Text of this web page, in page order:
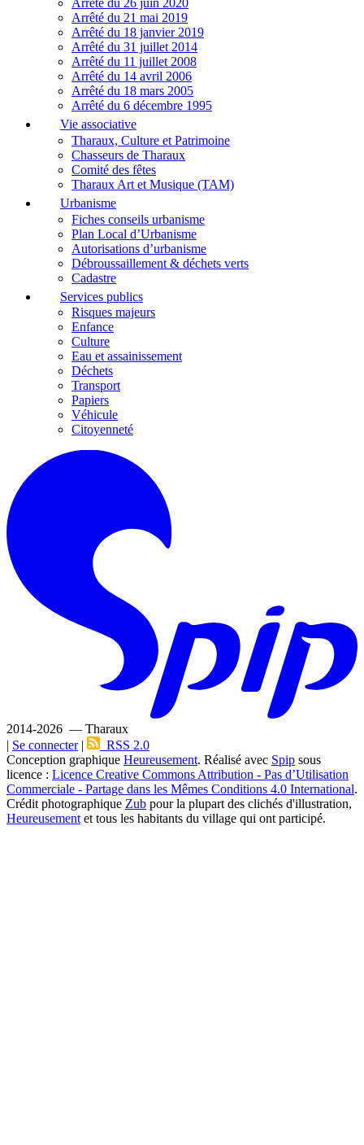
Arrêté du 26 juin 2020
Arrêté du 21 mai 2019
Arrêté du 18 janvier 2019
Arrêté du 31 juillet 2014
Arrêté du 11 juillet 2008
Arrêté du 14 avril 2006
Arrêté du 18 mars 2005
Arrêté du 6 décembre 1995
Vie associative
Tharaux, Culture et Patrimoine
Chasseurs de Tharaux
Comité des fêtes
Tharaux Art et Musique (TAM)
Urbanisme
Fiches conseils urbanisme
Plan Local d’Urbanisme
Autorisations d’urbanisme
Débroussaillement & déchets verts
Cadastre
Services publics
Risques majeurs
Enfance
Culture
Eau et assainissement
Déchets
Transport
Papiers
Véhicule
Citoyenneté
2014-2026 — Tharaux
| Se connecter|
RSS 2.0
Conception graphique Heureusement. Réalisé avec Spip sous
licence : Licence Creative Commons Attribution - Pas d’Utilisation
Commerciale - Partage dans les Mêmes Conditions 4.0 International.
Crédit photographique Zub pour la plupart des clichés d'illustration,
Heureusement et tous les habitants du village qui ont participé.